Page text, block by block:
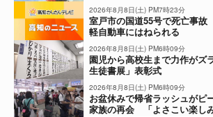
2026年8月8日(土) PM7時23分
室戸市の国道55号で死亡事
軽自動車にはねられる
2026年8月8日(土) PM6時09分
園児から高校生まで力作がズ
生徒書展」表彰式
2026年8月8日(土) PM6時09分
お盆休みで帰省ラッシュが
家族の再会 「よさこい楽し